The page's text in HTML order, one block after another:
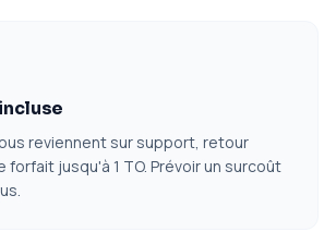
reviennent sur support, retour
forfait jusqu'à 1 TO. Prévoir un surcoût